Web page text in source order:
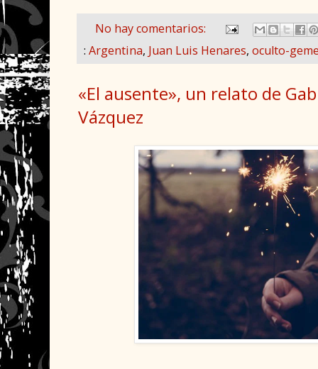
No hay comentarios:
: Argentina, Juan Luis Henares, oculto-
«El ausente», un relato de
Vázquez